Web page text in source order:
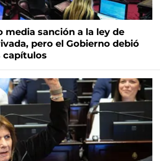
media sanción a la ley de
pero el Gobierno debió
capítulos